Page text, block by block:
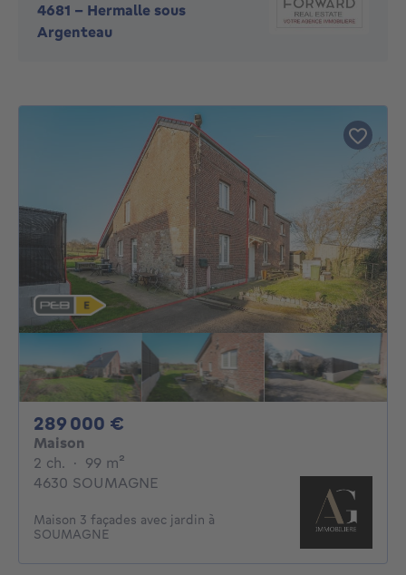
4681 - Hermalle sous
Argenteau
289 000 €
Maison
2 ch. 2 chambres
· 99 m²
4630 SOUMAGNE
Maison 3 façades avec jardin à
SOUMAGNE